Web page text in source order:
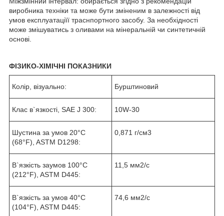
виробника техніки та може бути зміненим в залежності від
умов експлуатаціїї траснпортного засобу. За необхідності
може змішуватись з оливами на мінеральній чи синтетичній
основі.
ФІЗИКО-ХІМІЧНІ ПОКАЗНИКИ
Колір, візуально: Бурштиновий
Клас в`язкості, SAE J 300: 10W-30
Шустина за умов 20°C
(68°F), ASTM D1298:
0,871 г/см3
В`язкість заумов 100°C
(212°F), ASTM D445:
11,5 мм2/с
В`язкість за умов 40°C
(104°F), ASTM D445:
74,6 мм2/с